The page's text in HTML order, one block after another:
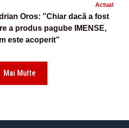
Actual
Oros: ”Chiar dacă a fost
a produs pagube IMENSE,
este acoperit”
Mai Multe